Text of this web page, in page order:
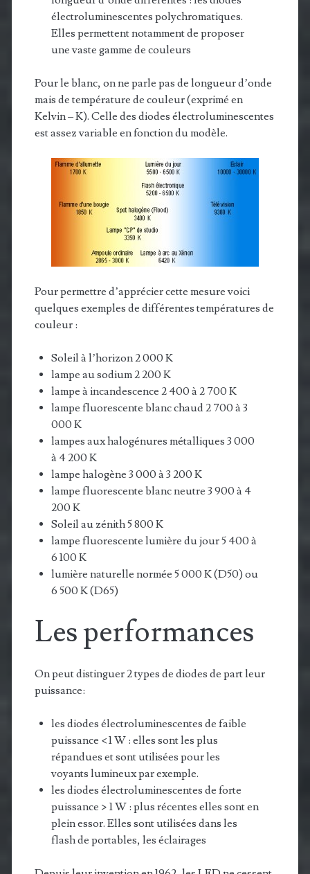
électroluminescentes polychromatiques.
Elles permettent notamment de proposer
une vaste gamme de couleurs
Pour le blanc, on ne parle pas de longueur d’onde
mais de température de couleur (exprimé en
Kelvin – K). Celle des diodes électroluminescentes
est assez variable en fonction du modèle.
Pour permettre d’apprécier cette mesure voici
quelques exemples de différentes températures de
couleur :
Soleil à l’horizon 2 000 K
lampe au sodium 2 200 K
lampe à incandescence 2 400 à 2 700 K
lampe fluorescente blanc chaud 2 700 à 3
000 K
lampes aux halogénures métalliques 3 000
à 4 200 K
lampe halogène 3 000 à 3 200 K
lampe fluorescente blanc neutre 3 900 à 4
200 K
Soleil au zénith 5 800 K
lampe fluorescente lumière du jour 5 400 à
6 100 K
lumière naturelle normée 5 000 K (D50) ou
6 500 K (D65)
Les performances
On peut distinguer 2 types de diodes de part leur
puissance:
les diodes électroluminescentes de faible
puissance < 1 W : elles sont les plus
répandues et sont utilisées pour les
voyants lumineux par exemple.
les diodes électroluminescentes de forte
puissance > 1 W : plus récentes elles sont en
plein essor. Elles sont utilisées dans les
flash de portables, les éclairages